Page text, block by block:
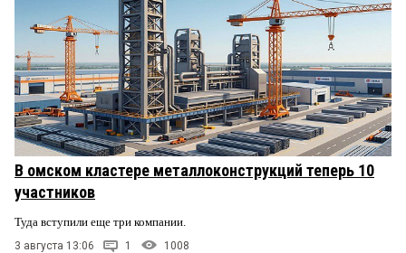
В омском кластере металлоконструкций теперь 10
участников
Туда вступили еще три компании.
3 августа 13:06 1 1008